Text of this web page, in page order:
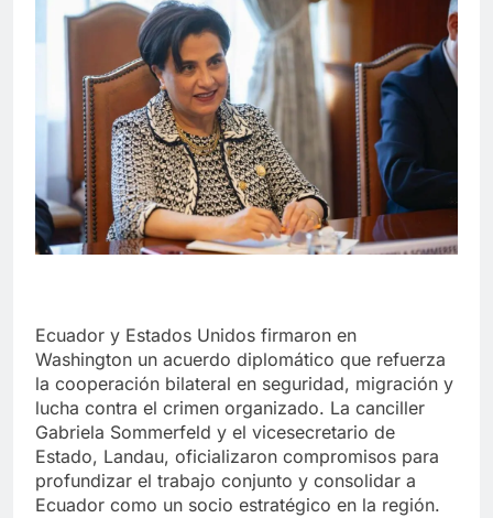
Ecuador y Estados Unidos firmaron en
Washington un acuerdo diplomático que refuerza
la cooperación bilateral en seguridad, migración y
lucha contra el crimen organizado. La canciller
Gabriela Sommerfeld y el vicesecretario de
Estado, Landau, oficializaron compromisos para
profundizar el trabajo conjunto y consolidar a
Ecuador como un socio estratégico en la región.